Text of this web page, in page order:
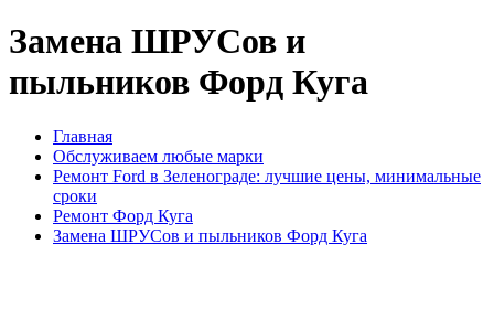
Замена ШРУСов и
пыльников Форд Куга
Главная
Обслуживаем любые марки
Ремонт Ford в Зеленограде: лучшие цены, минимальные
сроки
Ремонт Форд Куга
Замена ШРУСов и пыльников Форд Куга